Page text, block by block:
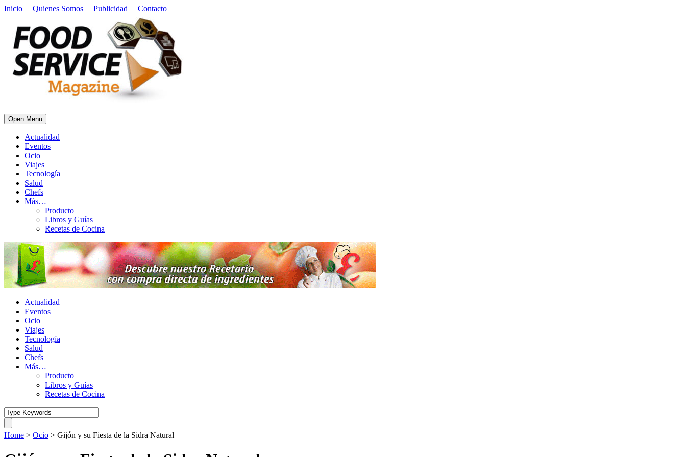
Inicio Quienes Somos Publicidad Contacto
Open Menu
Actualidad
Eventos
Ocio
Viajes
Tecnología
Salud
Chefs
Más…
Producto
Libros y Guías
Recetas de Cocina
Actualidad
Eventos
Ocio
Viajes
Tecnología
Salud
Chefs
Más…
Producto
Libros y Guías
Recetas de Cocina
Home > Ocio > Gijón y su Fiesta de la Sidra Natural